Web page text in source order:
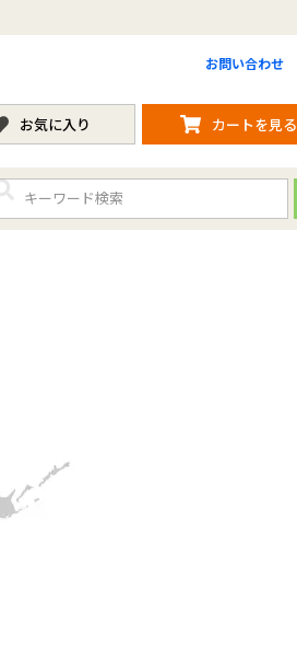
お問い合わせ
お気に入り カートを見る